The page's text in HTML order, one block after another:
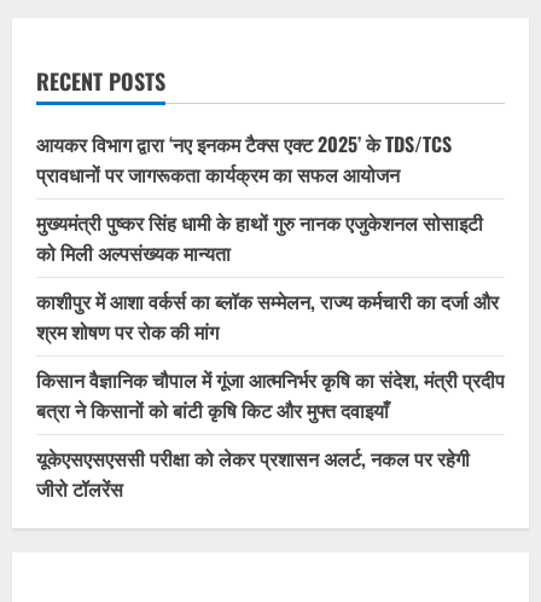
RECENT POSTS
आयकर विभाग द्वारा ‘नए इनकम टैक्स एक्ट 2025’ के TDS/TCS
प्रावधानों पर जागरूकता कार्यक्रम का सफल आयोजन
मुख्यमंत्री पुष्कर सिंह धामी के हाथों गुरु नानक एजुकेशनल सोसाइटी
को मिली अल्पसंख्यक मान्यता
काशीपुर में आशा वर्कर्स का ब्लॉक सम्मेलन, राज्य कर्मचारी का दर्जा और
श्रम शोषण पर रोक की मांग
किसान वैज्ञानिक चौपाल में गूंजा आत्मनिर्भर कृषि का संदेश, मंत्री प्रदीप
बत्रा ने किसानों को बांटी कृषि किट और मुफ्त दवाइयाँ
यूकेएसएसएससी परीक्षा को लेकर प्रशासन अलर्ट, नकल पर रहेगी
जीरो टॉलरेंस